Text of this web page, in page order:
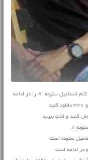
اسماعیل ستوده ♬ را در ادامه
کنید و لذت ببرید
♫
ستوده است
در ادامه است